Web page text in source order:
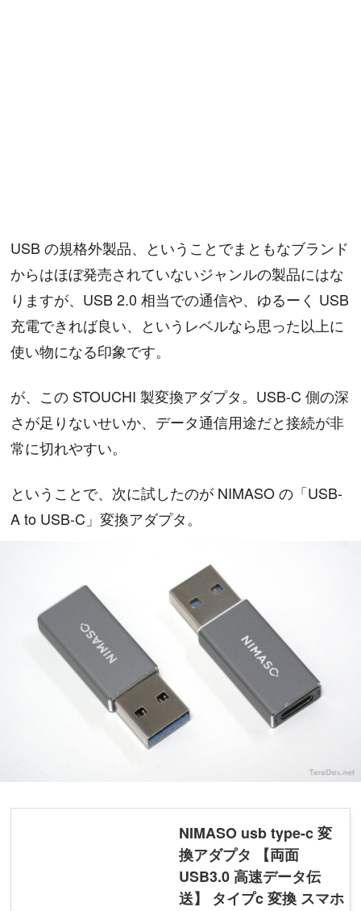
USB の規格外製品、ということでまともなブランド
からはほぼ発売されていないジャンルの製品にはな
りますが、USB 2.0 相当での通信や、ゆるーく USB
充電できれば良い、というレベルなら思った以上に
使い物になる印象です。
が、この STOUCHI 製変換アダプタ。USB-C 側の深
さが足りないせいか、データ通信用途だと接続が非
常に切れやすい。
ということで、次に試したのが NIMASO の「USB-
A to USB-C」変換アダプタ。
NIMASO usb type-c 変
換アダプタ 【両面
USB3.0 高速データ伝
送】 タイプc 変換 スマホ